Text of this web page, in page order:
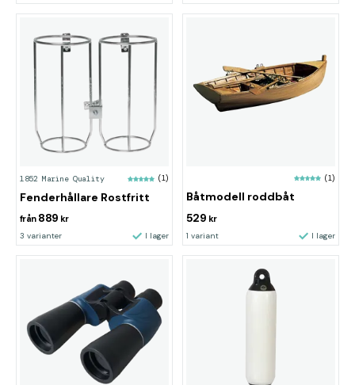
1852 Marine Quality (1)
Fenderhållare Rostfritt
från 889 kr
3 varianter I lager
(1)
Båtmodell roddbåt
529 kr
1 variant I lager